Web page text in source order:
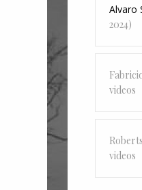
Alvaro
2024)
videos
videos